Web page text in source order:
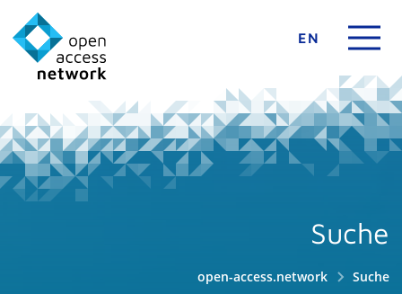
EN
Suche
open-access.network Suche